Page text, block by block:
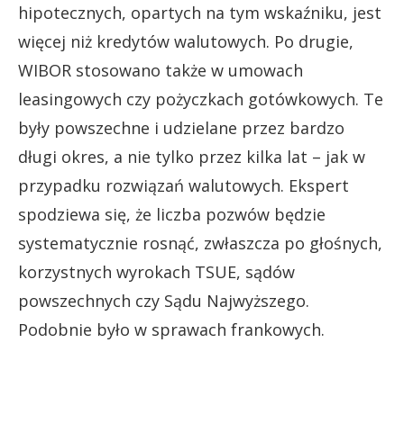
hipotecznych, opartych na tym wskaźniku, jest
więcej niż kredytów walutowych. Po drugie,
WIBOR stosowano także w umowach
leasingowych czy pożyczkach gotówkowych. Te
były powszechne i udzielane przez bardzo
długi okres, a nie tylko przez kilka lat – jak w
przypadku rozwiązań walutowych. Ekspert
spodziewa się, że liczba pozwów będzie
systematycznie rosnąć, zwłaszcza po głośnych,
korzystnych wyrokach TSUE, sądów
powszechnych czy Sądu Najwyższego.
Podobnie było w sprawach frankowych.